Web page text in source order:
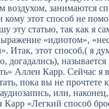
воздухом, занимаются
кому этот способ не
эту статью, так как я
«идиотом»,
Итак, этот способ,( я
догадались),
Аллен Карр. Сейчас я
пока вы не прочтете
или,
«Легкий способ